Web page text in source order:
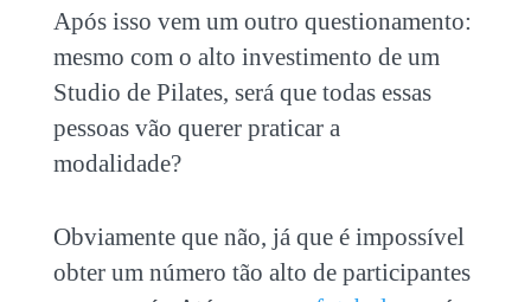
Após isso vem um outro questionamento:
mesmo com o alto investimento de um
Studio de Pilates, será que todas essas
pessoas vão querer praticar a
modalidade?
Obviamente que não, já que é impossível
obter um número tão alto de participantes